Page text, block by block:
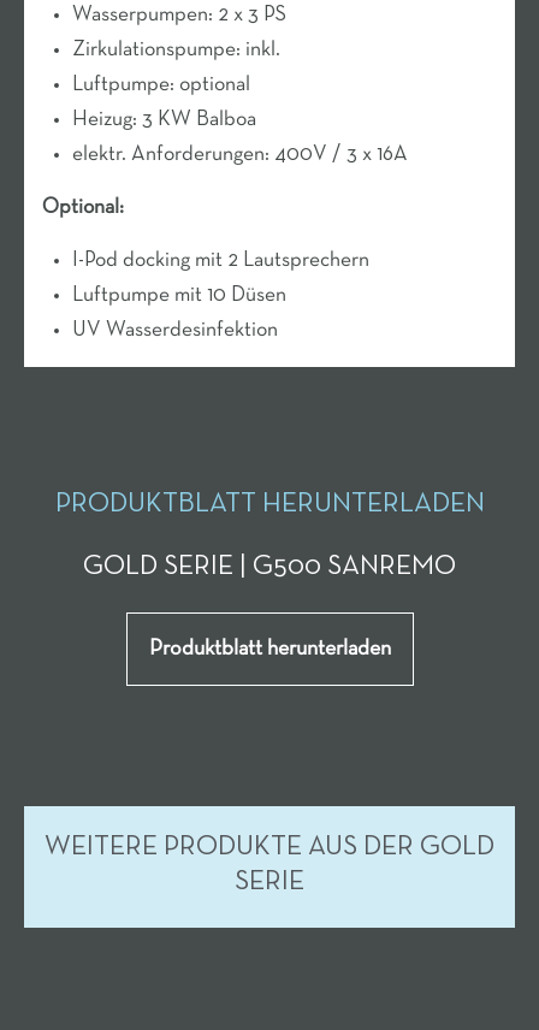
Wasserpumpen: 2 x 3 PS
Zirkulationspumpe: inkl.
Luftpumpe: optional
Heizug: 3 KW Balboa
elektr. Anforderungen: 400V / 3 x 16A
Optional:
I-Pod docking mit 2 Lautsprechern
Luftpumpe mit 10 Düsen
UV Wasserdesinfektion
PRODUKTBLATT HERUNTERLADEN
GOLD SERIE | G500 SANREMO
Produktblatt herunterladen
WEITERE PRODUKTE AUS DER GOLD
SERIE